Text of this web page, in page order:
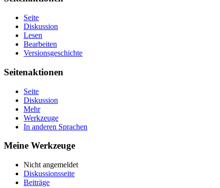
Seite
Diskussion
Lesen
Bearbeiten
Versionsgeschichte
Seitenaktionen
Seite
Diskussion
Mehr
Werkzeuge
In anderen Sprachen
Meine Werkzeuge
Nicht angemeldet
Diskussionsseite
Beiträge